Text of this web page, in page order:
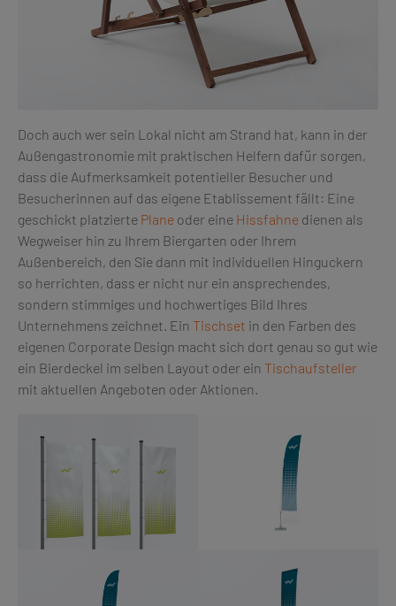
Doch auch wer sein Lokal nicht am Strand hat, kann in der
Außengastronomie mit praktischen Helfern dafür sorgen,
dass die Aufmerksamkeit potentieller Besucher und
Besucherinnen auf das eigene Etablissement fällt: Eine
geschickt platzierte Plane oder eine Hissfahne dienen als
Wegweiser hin zu Ihrem Biergarten oder Ihrem
Außenbereich, den Sie dann mit individuellen Hinguckern
so herrichten, dass er nicht nur ein ansprechendes,
sondern stimmiges und hochwertiges Bild Ihres
Unternehmens zeichnet. Ein Tischset in den Farben des
eigenen Corporate Design macht sich dort genau so gut wie
ein Bierdeckel im selben Layout oder ein Tischaufsteller
mit aktuellen Angeboten oder Aktionen.